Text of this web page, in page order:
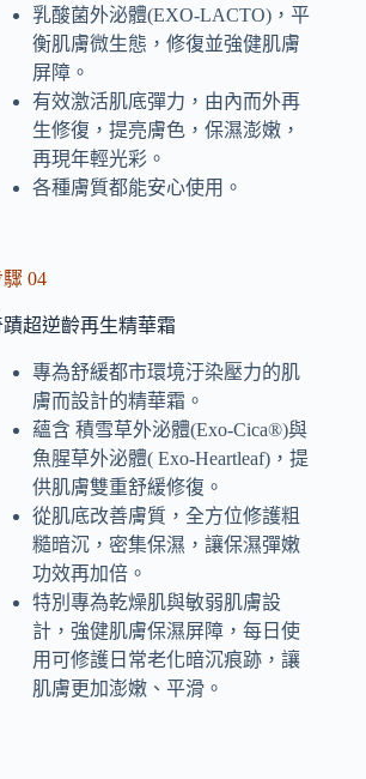
乳酸菌外泌體(EXO-LACTO)，平
衡肌膚微生態，修復並強健肌膚
屏障。
有效激活肌底彈力，由內而外再
生修復，提亮膚色，保濕澎嫩，
再現年輕光彩。
各種膚質都能安心使用。
驟 04
蹟超逆齡再生精華霜
專為舒緩都市環境汙染壓力的肌
膚而設計的精華霜。
蘊含 積雪草外泌體(Exo-Cica®)與
魚腥草外泌體( Exo-Heartleaf)，提
供肌膚雙重舒緩修復。
從肌底改善膚質，全方位修護粗
糙暗沉，密集保濕，讓保濕彈嫩
功效再加倍。
特別專為乾燥肌與敏弱肌膚設
計，強健肌膚保濕屏障，每日使
用可修護日常老化暗沉痕跡，讓
肌膚更加澎嫩、平滑。